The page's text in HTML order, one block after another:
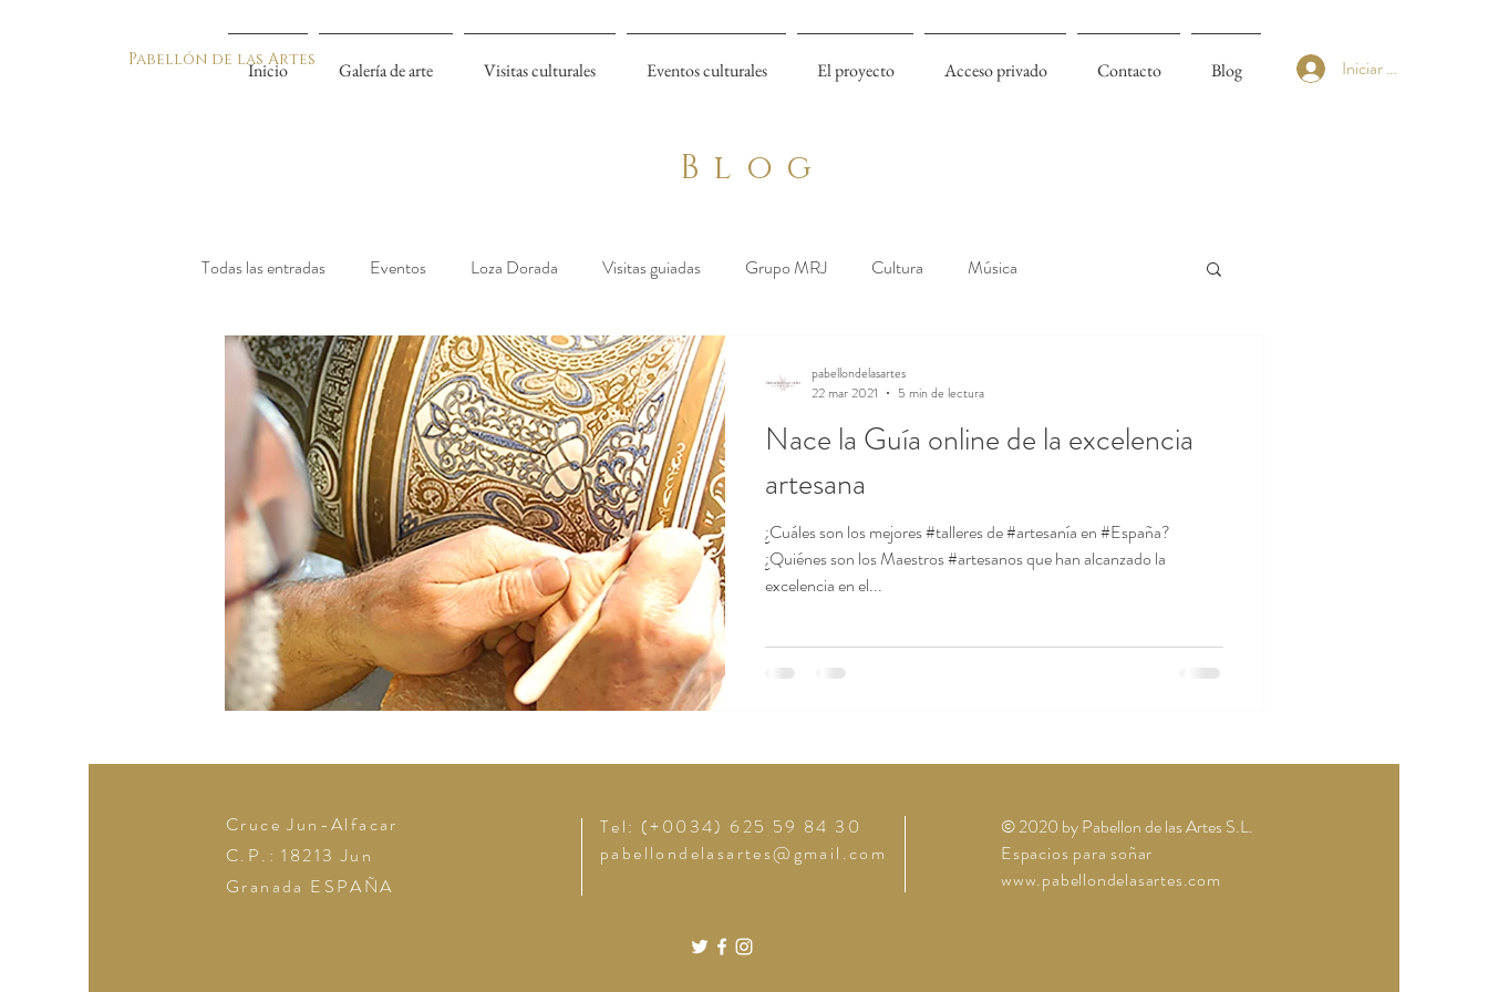
Pabellón de las Artes Iniciar sesión
Inicio Galería de arte Visitas culturales Eventos culturales El proyecto Acceso privado Contacto Blog
Blog
Todas las entradas Eventos Loza Dorada Visitas guiadas Grupo MRJ Cultura Música
Nace la Guía online de la excelencia
artesana
¿Cuáles son los mejores #talleres de #artesanía en #España?
¿Quiénes son los Maestros #artesanos que han alcanzado la
excelencia en el...
pabellondelasartes
22 mar 2021
5 min de lectura
Cruce Jun-Alfacar
C.P.: 18213Jun
Granada ESPAÑA
Tel: (+0034) 625 59 84 30
pabellondelasartes@gmail.com
© 2020 by Pabellon de las Artes S.L.
Espacios para soñar
www.pabellondelasartes.com